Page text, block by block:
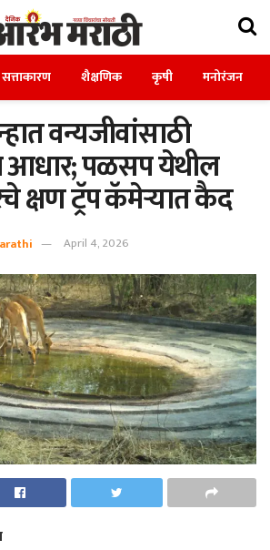
सत्ताकारण शैक्षणिक कृषी मनोरंजन
वन्यजीवांसाठी
आधार; पळसप येथील
क्षण ट्रॅप कॅमेऱ्यात कैद
April 4, 2026